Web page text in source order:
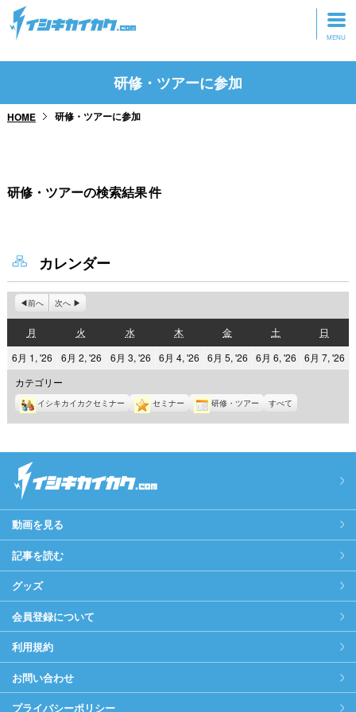
トップページ
研修・ツアーに参加
研修・ツアーに参加
HOME 研修・ツアーに参加
研修・ツアーの検索結果件
カレンダー
前へ 次へ
月
曜
日
火
曜
日
水水
曜
日
木
曜
日
金金
曜
日
土
曜
日
日
曜
日
6月 1, '262026
年
6
月
1
6月 2, '262026
年
6
月
2
6月 3, '262026
年
6
月
3
6月 4, '26
2026
年
6
月
4
6月 5, '26
2026
年
6
月
5
6月 6, '26
2026
年
6
月
6
6月 7, '26
年
7
カテゴリー
イシキカイカクセミナー セミナー 研修・ツアー すべて
動画を見る
記事を読む
グッズ
会員登録について
利用規約
お問い合わせ
プライバシーポリシー